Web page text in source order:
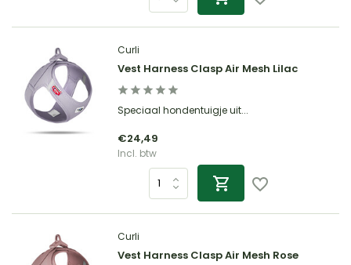
Curli
Vest Harness Clasp Air Mesh Lilac
Speciaal hondentuigje uit...
€24,49
Incl. btw
Curli
Vest Harness Clasp Air Mesh Rose